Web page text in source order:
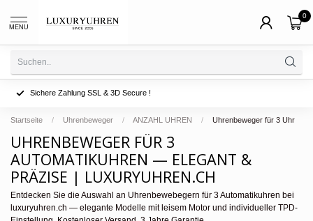
MENU
0
Sichere Zahlung SSL & 3D Secure !
Startseite / Uhrenbeweger / ANZAHL UHREN / Uhrenbeweger für 3 Uhr
UHRENBEWEGER FÜR 3
AUTOMATIKUHREN — ELEGANT &
PRÄZISE | LUXURYUHREN.CH
Entdecken Sie die Auswahl an Uhrenbewebegern für 3 Automatikuhren bei
luxuryuhren.ch — elegante Modelle mit leisem Motor und individueller TPD-